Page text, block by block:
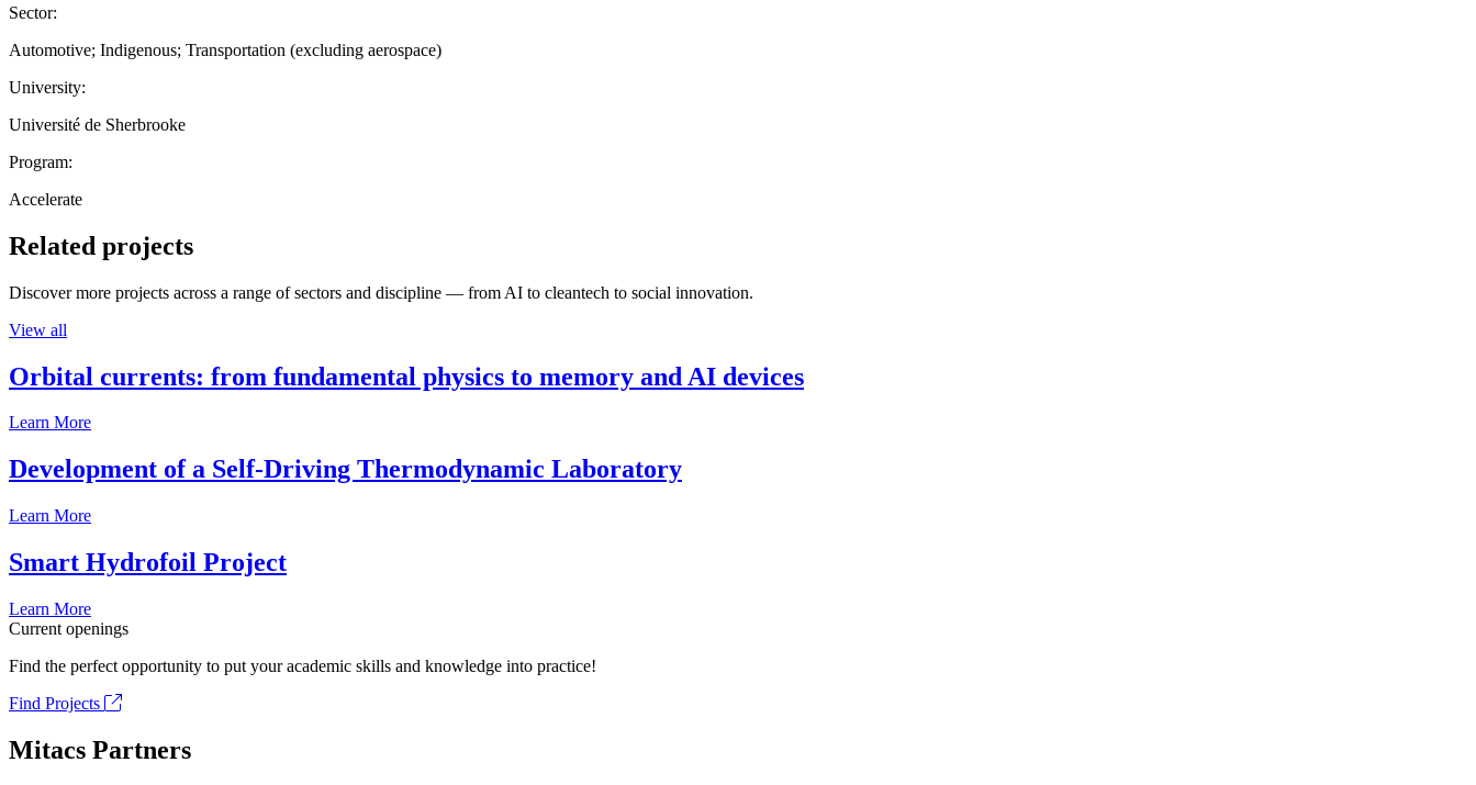
Sector:
Automotive; Indigenous; Transportation (excluding aerospace)
University:
Université de Sherbrooke
Program:
Accelerate
Related projects
Discover more projects across a range of sectors and discipline — from AI to cleantech to social innovation.
View all
Orbital currents: from fundamental physics to memory and AI devices
Learn More
Development of a Self-Driving Thermodynamic Laboratory
Learn More
Smart Hydrofoil Project
Learn More
Current openings
Find the perfect opportunity to put your academic skills and knowledge into practice!
Find Projects
Mitacs Partners